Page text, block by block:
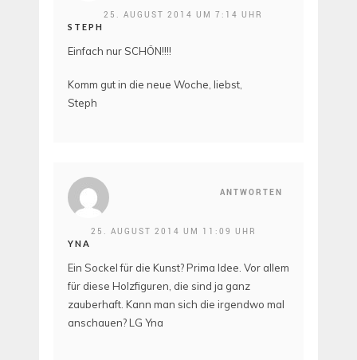
STEPH
25. AUGUST 2014 UM 7:14 UHR
Einfach nur SCHÖN!!!!
Komm gut in die neue Woche, liebst,
Steph
ANTWORTEN
YNA
25. AUGUST 2014 UM 11:09 UHR
Ein Sockel für die Kunst? Prima Idee. Vor allem
für diese Holzfiguren, die sind ja ganz
zauberhaft. Kann man sich die irgendwo mal
anschauen? LG Yna